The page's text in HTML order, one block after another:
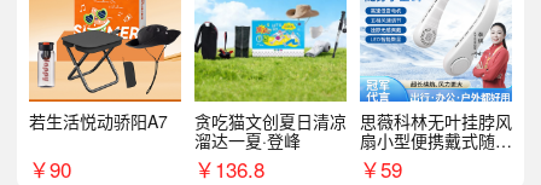
若生活悦动骄阳A7
￥90
贪吃猫文创夏日清凉
溜达一夏·登峰
￥136.8
思薇科林无叶挂脖风
扇小型便携戴式随身
挂脖子降温神器
￥59